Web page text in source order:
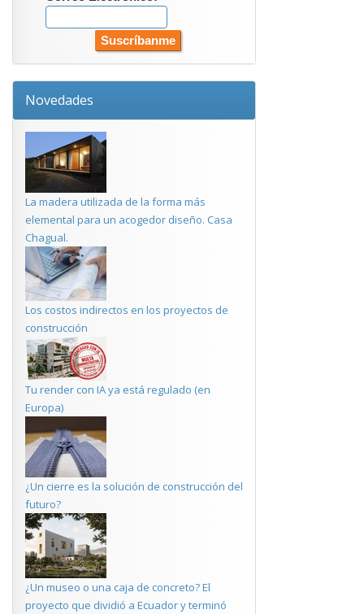
Novedades
La madera utilizada de la forma más
elemental para un acogedor diseño. Casa
Chagual.
Los costos indirectos en los proyectos de
construcción
Tu render con IA ya está regulado (en
Europa)
¿Un cierre es la solución de construcción del
futuro?
¿Un museo o una caja de concreto? El
proyecto que dividió a Ecuador y terminó